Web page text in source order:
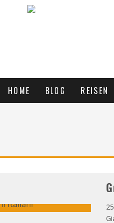
HOME BLOG REISEN